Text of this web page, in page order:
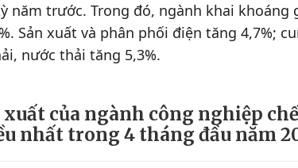
năm trước. Trong đó, ngành khai khoáng
Sản xuất và phân phối điện tăng 4,7%;
nước thải tăng 5,3%.